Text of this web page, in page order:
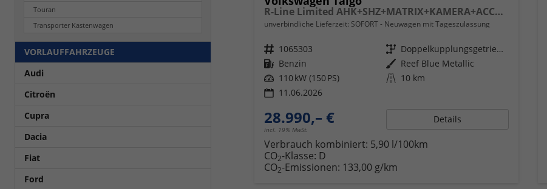
R-Line Limited AHK+SHZ+MATRIX+KAMERA+ACC+KLIMA
unverbindliche Lieferzeit: SOFORT Neuwagen mit Tageszulassung
Fahrzeugnr. 1065303 Getriebe
Doppelkupplungsgetriebe (DSG)
Kraftstoff Benzin Außenfarbe Reef Blue Metallic
Leistung 110 kW (150 PS) Kilometerstand 10 km
11.06.2026
28.990,– €
incl. 19% MwSt.
Details
Verbrauch kombiniert: 5,90 l/100km
CO2-Klasse: D
CO2-Emissionen: 133,00 g/km
Touran
Transporter Kastenwagen
VORLAUFFAHRZEUGE
Audi
Citroën
Cupra
Dacia
Fiat
Ford